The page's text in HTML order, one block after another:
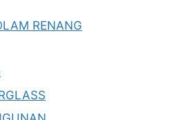
RENANG